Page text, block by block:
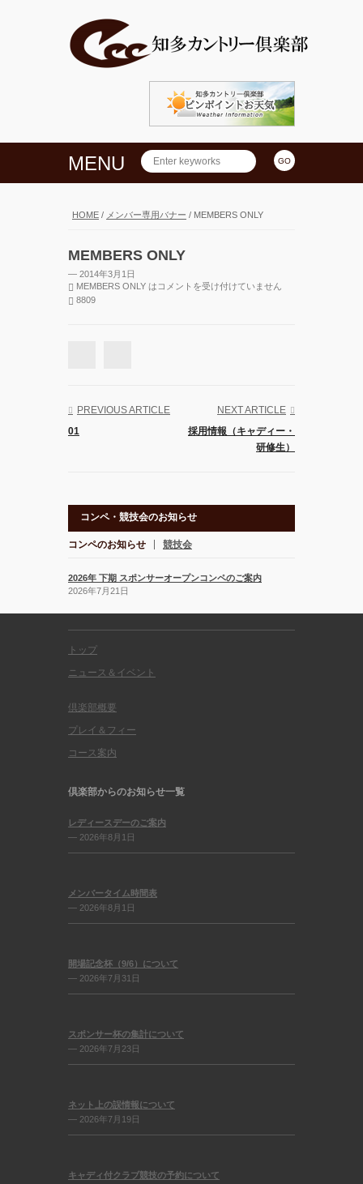
MENU
HOME / メンバー専用バナー / MEMBERS ONLY
MEMBERS ONLY
— 2014年3月1日
MEMBERS ONLY は コメントを受け付けていません
8809
PREVIOUS ARTICLE
01
NEXT ARTICLE
採用情報（キャディー・
研修生）
コンペ・競技会のお知らせ
コンペのお知らせ 競技会
2026年 下期 スポンサーオープンコンペのご案内
2026年7月21日
トップ
ニュース＆イベント
倶楽部概要
プレイ＆フィー
コース案内
倶楽部からのお知らせ一覧
レディースデーのご案内
— 2026年8月1日
メンバータイム時間表
— 2026年8月1日
開場記念杯（9/6）について
— 2026年7月31日
スポンサー杯の集計について
— 2026年7月23日
ネット上の誤情報について
— 2026年7月19日
キャディ付クラブ競技の予約について